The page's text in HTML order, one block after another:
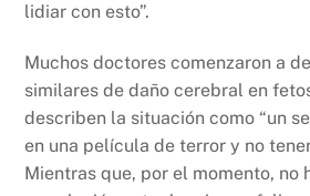
lidiar con esto”.
Muchos doctores comenzaron a
similares de daño cerebral en
describen la situación como “un
en una película de terror y no
Mientras que, por el momento, no